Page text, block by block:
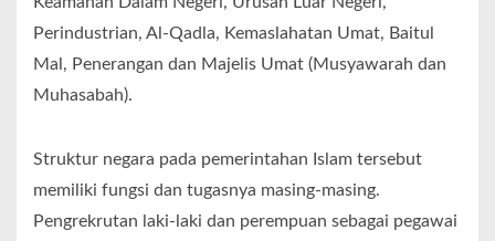
Perindustrian, Al-Qadla, Kemaslahatan Umat, Baitul
Mal, Penerangan dan Majelis Umat (Musyawarah dan
Muhasabah).
Struktur negara pada pemerintahan Islam tersebut
memiliki fungsi dan tugasnya masing-masing.
Pengrekrutan laki-laki dan perempuan sebagai pegawai